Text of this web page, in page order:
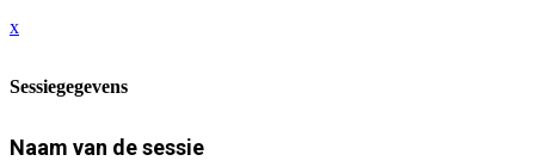
x
Sessiegegevens
Naam van de sessie